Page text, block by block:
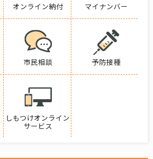
オンライン納付 マイナンバー
市民相談 予防接種
しもつけオンライン
サービス